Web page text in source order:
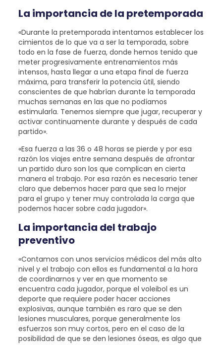
La importancia de la pretemporada
«Durante la pretemporada intentamos establecer los
cimientos de lo que va a ser la temporada, sobre
todo en la fase de fuerza, donde hemos tenido que
meter progresivamente entrenamientos más
intensos, hasta llegar a una etapa final de fuerza
máxima, para transferir la potencia útil, siendo
conscientes de que habrían durante la temporada
muchas semanas en las que no podíamos
estimularla. Tenemos siempre que jugar, recuperar y
activar continuamente durante y después de cada
partido».
«Esa fuerza a las 36 o 48 horas se pierde y por esa
razón los viajes entre semana después de afrontar
un partido duro son los que complican en cierta
manera el trabajo. Por esa razón es necesario tener
claro que debemos hacer para que sea lo mejor
para el grupo y tener muy controlada la carga que
podemos hacer sobre cada jugador».
La importancia del trabajo
preventivo
«Contamos con unos servicios médicos del más alto
nivel y el trabajo con ellos es fundamental a la hora
de coordinarnos y ver en que momento se
encuentra cada jugador, porque el voleibol es un
deporte que requiere poder hacer acciones
explosivas, aunque también es raro que se den
lesiones musculares, porque generalmente los
esfuerzos son muy cortos, pero en el caso de la
posibilidad de que se den lesiones óseas, es algo que